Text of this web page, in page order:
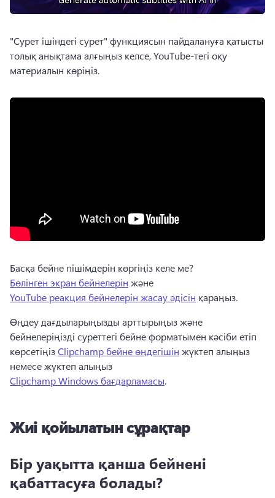
"Сурет ішіндегі сурет" функциясын пайдалануға қатысты
толық анықтама алғыңыз келсе, YouTube-тегі оқу
материалын көріңіз.
Басқа бейне пішімдерін көргіңіз келе ме?
Бөлінген экран бейнелерін және
YouTube реакция бейнелерін жасау әдісін қараңыз.
Өңдеу дағдыларыңызды арттырыңыз және
бейнелеріңізді суреттегі бейне форматымен кәсіби етіп
көрсетіңіз Clipchamp бейне өңдегішін жүктеп алыңыз
немесе жүктеп алыңыз
Clipchamp Windows бағдарламасы.
Жиі қойылатын сұрақтар
Бір уақытта қанша бейнені
қабаттасуға болады?